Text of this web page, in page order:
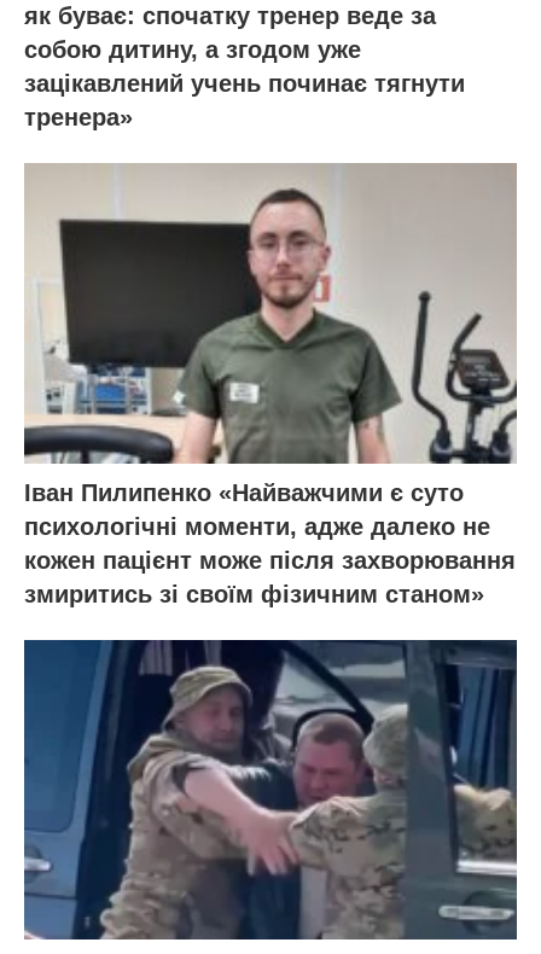
як буває: спочатку тренер веде за
собою дитину, а згодом уже
зацікавлений учень починає тягнути
тренера»
Іван Пилипенко «Найважчими є суто
психологічні моменти, адже далеко не
кожен пацієнт може після захворювання
змиритись зі своїм фізичним станом»